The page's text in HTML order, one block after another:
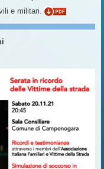
e militari.